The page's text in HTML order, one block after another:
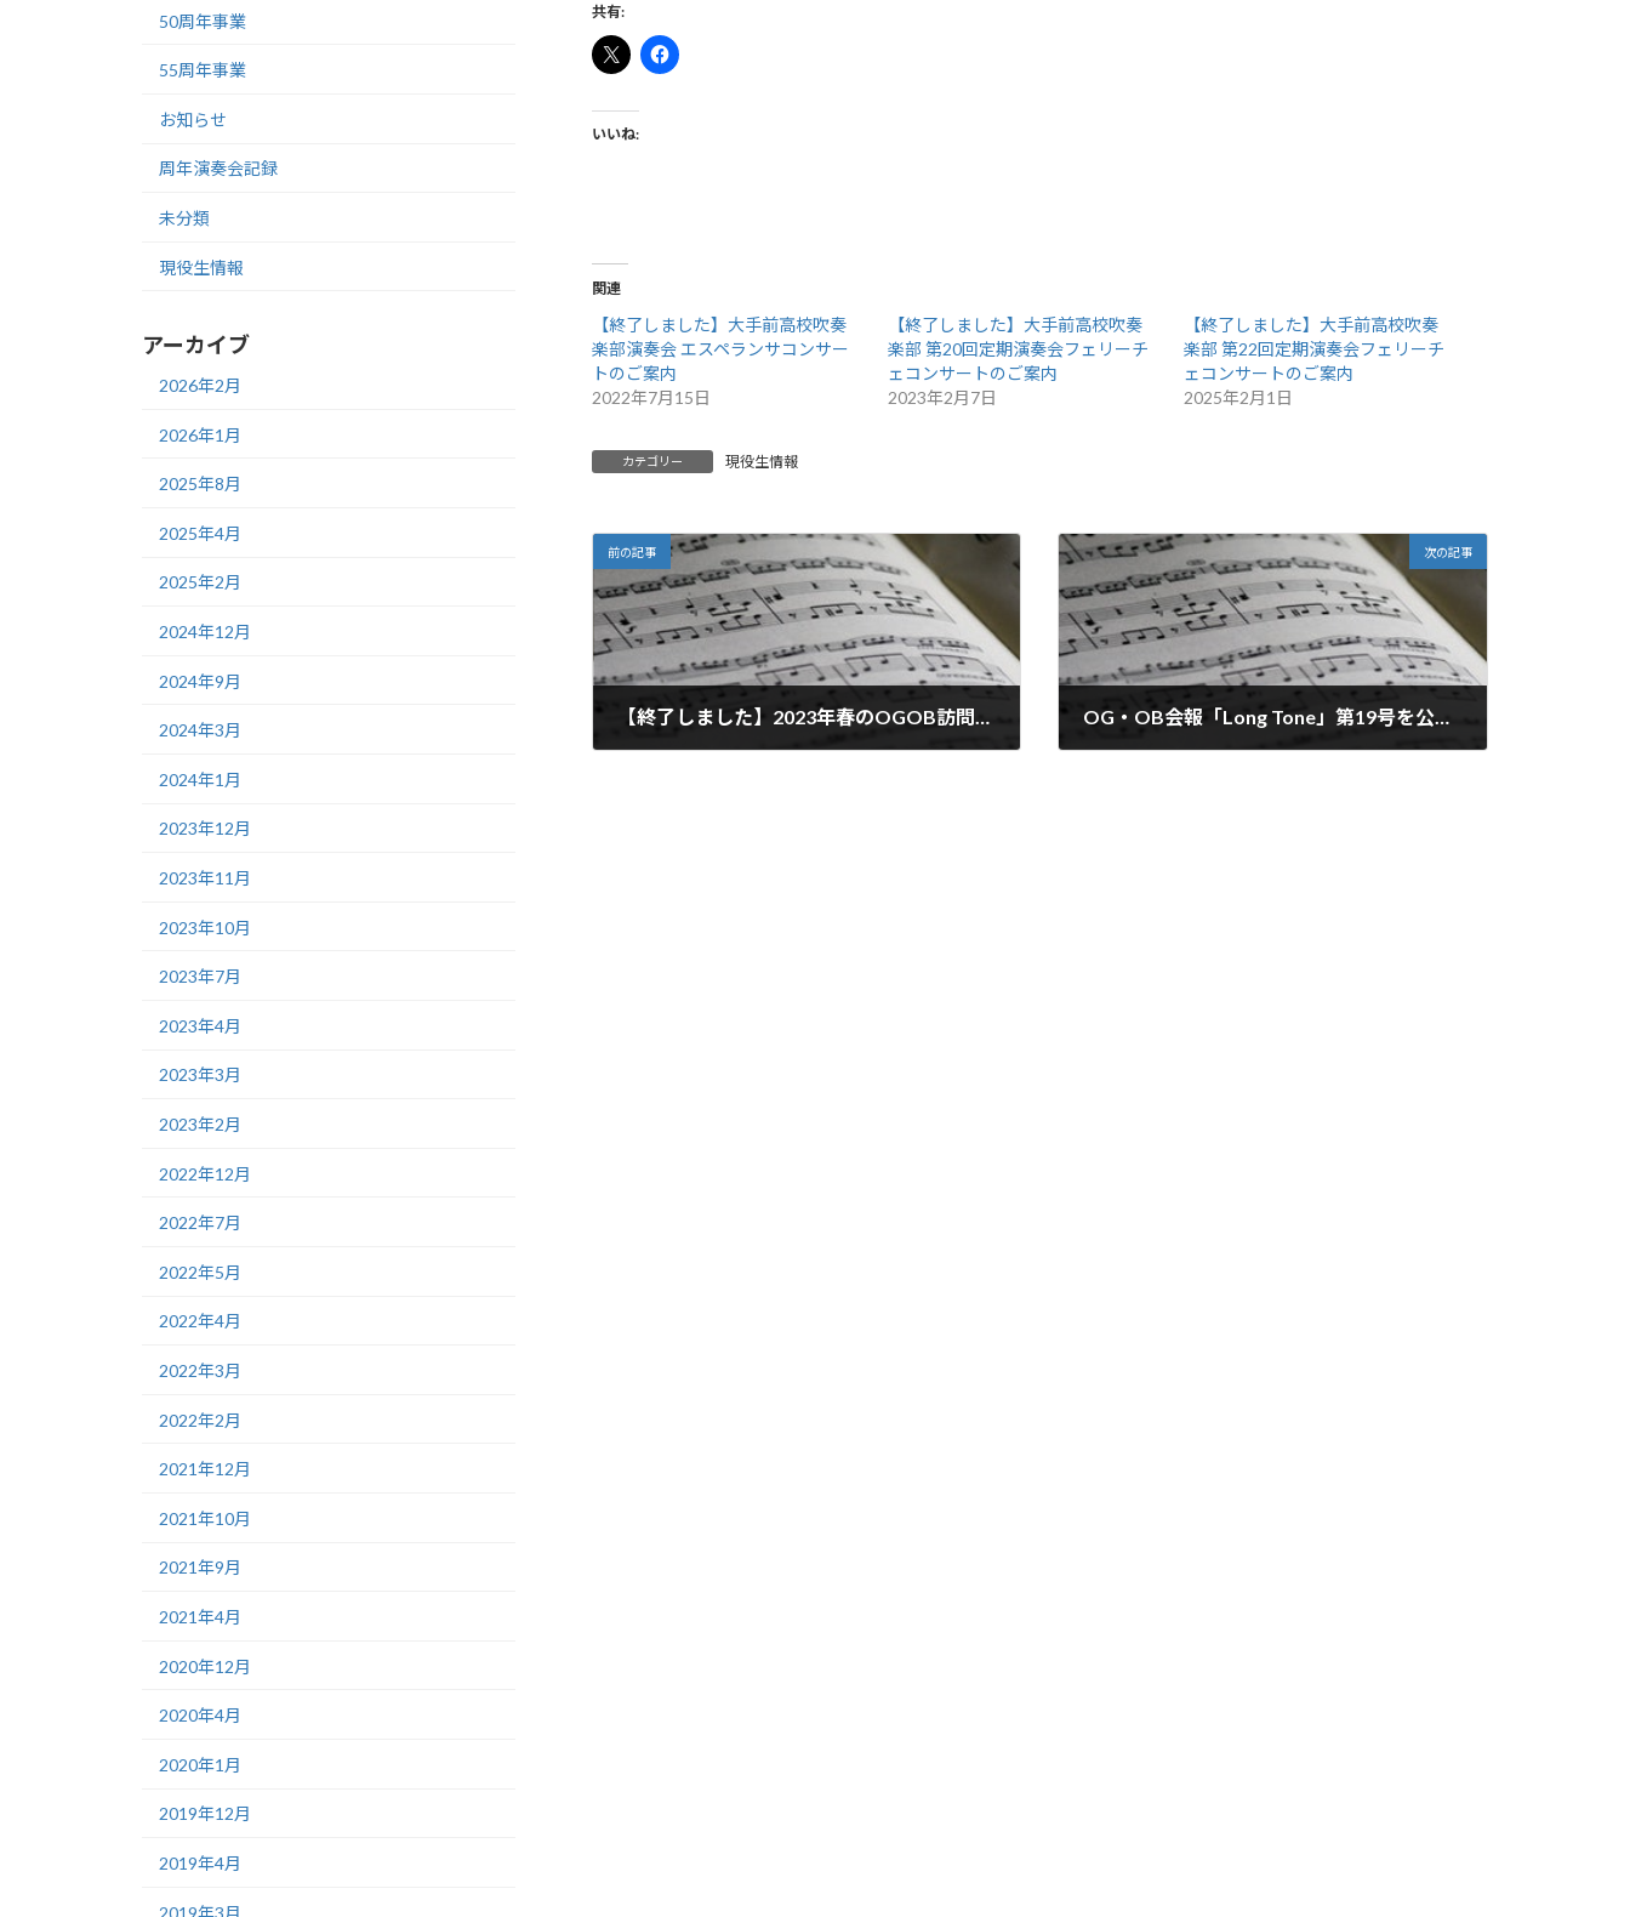
共有:
いいね:
関連
【終了しました】大手前高校吹奏
楽部演奏会 エスペランサコンサー
トのご案内
2022年7月15日
【終了しました】大手前高校吹奏
楽部 第20回定期演奏会フェリーチ
ェコンサートのご案内
2023年2月7日
【終了しました】大手前高校吹奏
楽部 第22回定期演奏会フェリーチ
ェコンサートのご案内
2025年2月1日
カテゴリー 現役生情報
前の記事
【終了しました】2023年春のOGOB訪問日のご案内
次の記事
OG・OB会報「Long Tone」第19号を公開しました
50周年事業
55周年事業
お知らせ
周年演奏会記録
未分類
現役生情報
アーカイブ
2026年2月
2026年1月
2025年8月
2025年4月
2025年2月
2024年12月
2024年9月
2024年3月
2024年1月
2023年12月
2023年11月
2023年10月
2023年7月
2023年4月
2023年3月
2023年2月
2022年12月
2022年7月
2022年5月
2022年4月
2022年3月
2022年2月
2021年12月
2021年10月
2021年9月
2021年4月
2020年12月
2020年4月
2020年1月
2019年12月
2019年4月
2019年3月